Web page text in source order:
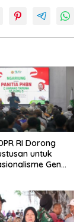
RI Dorong
untuk
Gen